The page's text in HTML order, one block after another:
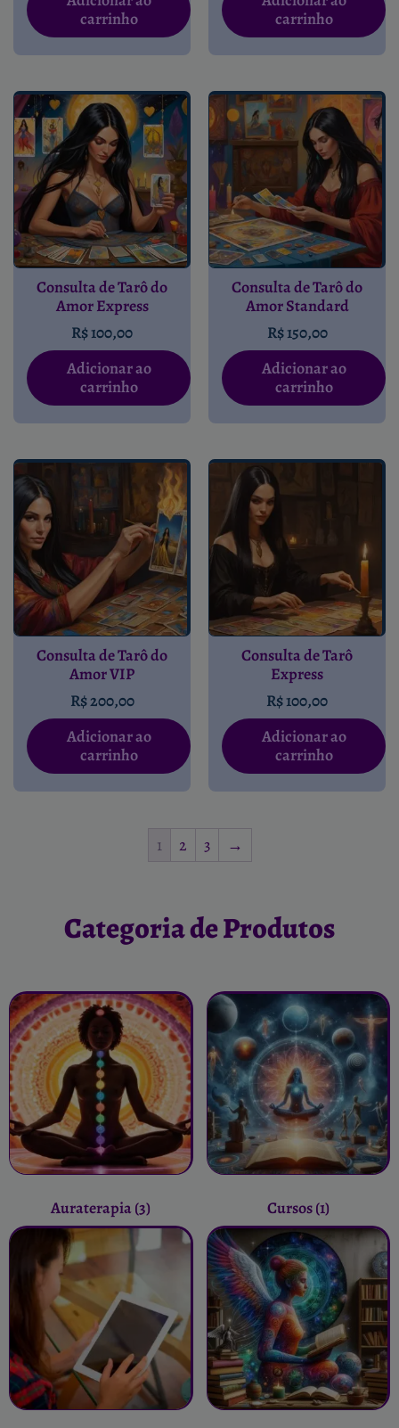
carrinho
carrinho
Consulta de Tarô do
Amor Express
R$100,00
Adicionar ao
carrinho
Consulta de Tarô do
Amor Standard
R$150,00
Adicionar ao
carrinho
Consulta de Tarô do
Amor VIP
R$200,00
Adicionar ao
carrinho
Consulta de Tarô
Express
R$100,00
Adicionar ao
carrinho
1 2 3 →
Categoria de Produtos
Auraterapia(3) Cursos(1)